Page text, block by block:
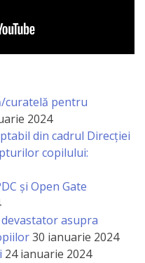
curatelă pentru
2024
din cadrul Direcției
copilului:
și Open Gate
asupra
30 ianuarie 2024
24 ianuarie 2024